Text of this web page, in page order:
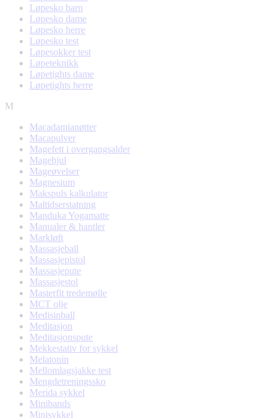
Løpesko barn
Løpesko dame
Løpesko herre
Løpesko test
Løpesokker test
Løpeteknikk
Løpetights dame
Løpetights herre
M
Macadamianøtter
Macapulver
Magefett i overgangsalder
Magehjul
Mageøvelser
Magnesium
Makspuls kalkulator
Maltidserstatning
Manduka Yogamatte
Manualer & hantler
Markløft
Massasjeball
Massasjepistol
Massasjepute
Massasjestol
Masterfit tredemølle
MCT olje
Medisinball
Meditasjon
Meditasjonspute
Mekkestativ for sykkel
Melatonin
Mellomlagsjakke test
Mengdetreningssko
Merida sykkel
Minibands
Minisykkel